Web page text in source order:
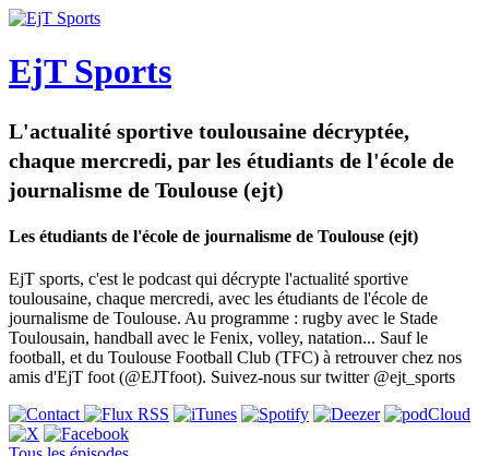
EjT Sports
L'actualité sportive toulousaine décryptée,
chaque mercredi, par les étudiants de l'école de
journalisme de Toulouse (ejt)
Les étudiants de l'école de journalisme de Toulouse (ejt)
EjT sports, c'est le podcast qui décrypte l'actualité sportive
toulousaine, chaque mercredi, avec les étudiants de l'école de
journalisme de Toulouse. Au programme : rugby avec le Stade
Toulousain, handball avec le Fenix, volley, natation... Sauf le
football, et du Toulouse Football Club (TFC) à retrouver chez nos
amis d'EjT foot (@EJTfoot). Suivez-nous sur twitter @ejt_sports